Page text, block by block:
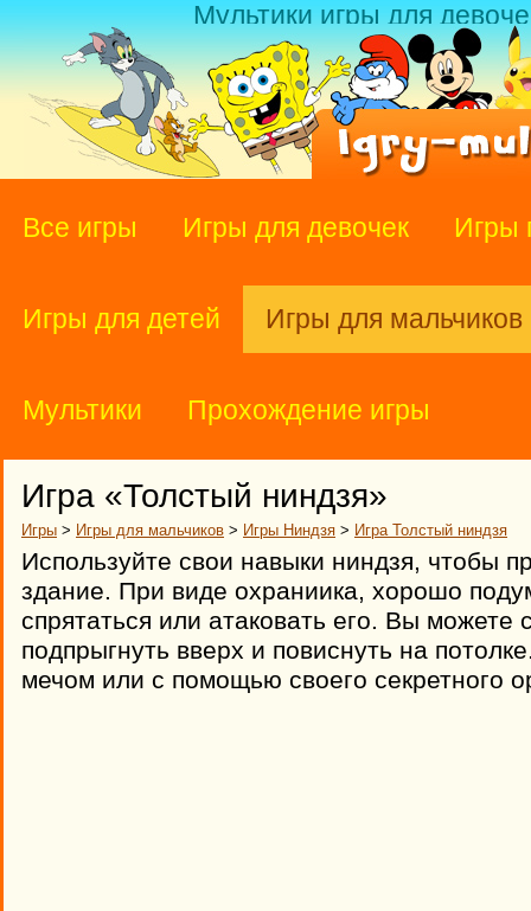
Мультики игры для
Все игры Игры для девочек Игры
Игры для детей Игры для мальчиков
Мультики Прохождение игры
Игра «Толстый ниндзя»
Игры > Игры для мальчиков > Игры Ниндзя > Игра Толстый ниндзя
Используйте свои навыки ниндзя, чтобы
здание. При виде охраниика, хорошо
спрятаться или атаковать его. Вы можете
подпрыгнуть вверх и повиснуть на
мечом или с помощью своего секретного